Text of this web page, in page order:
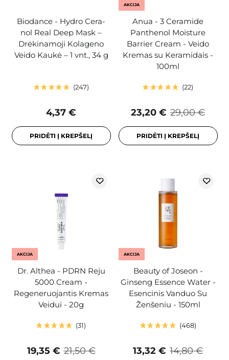
Biodance - Hydro Cera-
nol Real Deep Mask –
Drėkinamoji Kolageno
Veido Kaukė – 1 vnt., 34 g
247
4,37 €
PRIDĖTI Į KREPŠELĮ
AKCIJA
Anua - 3 Ceramide
Panthenol Moisture
Barrier Cream - Veido
Kremas su Keramidais -
100ml
22
29,00 €
23,20 €
PRIDĖTI Į KREPŠELĮ
AKCIJA
Dr. Althea - PDRN Reju
5000 Cream -
Regeneruojantis Kremas
Veidui - 20g
31
21,50 €
19,35 €
AKCIJA
Beauty of Joseon -
Ginseng Essence Water -
Esencinis Vanduo Su
Ženšeniu - 150ml
468
14,80 €
13,32 €